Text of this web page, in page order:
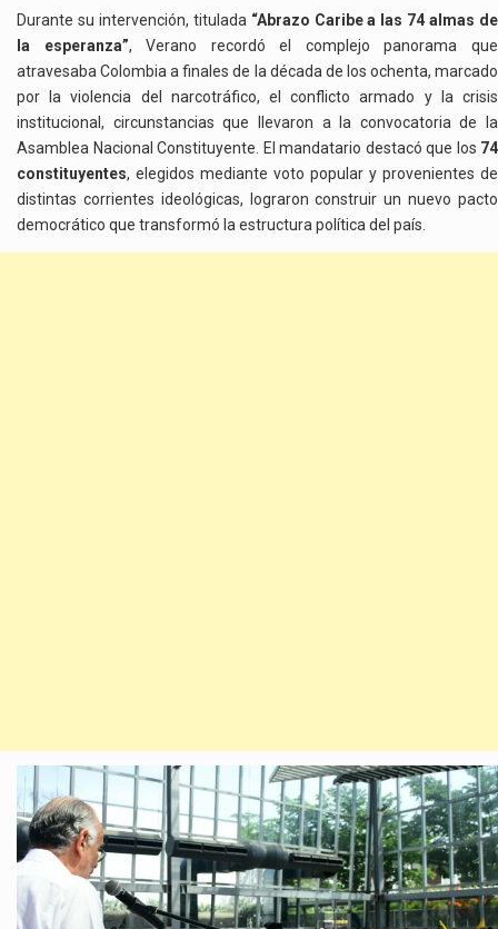
Durante su intervención, titulada “Abrazo Caribe a las 74 almas de
la esperanza”, Verano recordó el complejo panorama que
atravesaba Colombia a finales de la década de los ochenta, marcado
por la violencia del narcotráfico, el conflicto armado y la crisis
institucional, circunstancias que llevaron a la convocatoria de la
Asamblea Nacional Constituyente. El mandatario destacó que los 74
constituyentes, elegidos mediante voto popular y provenientes de
distintas corrientes ideológicas, lograron construir un nuevo pacto
democrático que transformó la estructura política del país.